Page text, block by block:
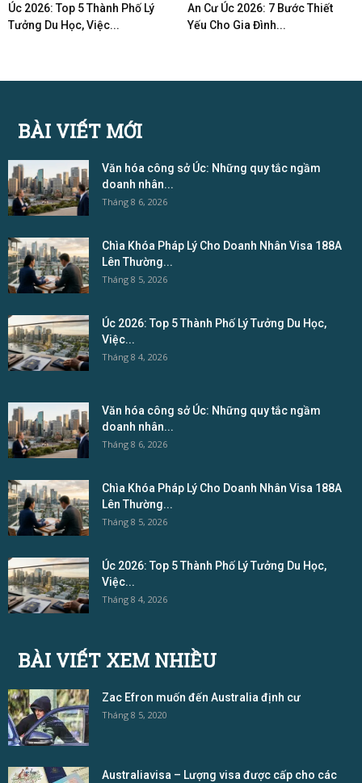
Úc 2026: Top 5 Thành Phố Lý
Tưởng Du Học, Việc...
An Cư Úc 2026: 7 Bước Thiết
Yếu Cho Gia Đình...
BÀI VIẾT MỚI
Văn hóa công sở Úc: Những quy tắc ngầm
doanh nhân...
Tháng 8 6, 2026
Chìa Khóa Pháp Lý Cho Doanh Nhân Visa 188A
Lên Thường...
Tháng 8 5, 2026
Úc 2026: Top 5 Thành Phố Lý Tưởng Du Học,
Việc...
Tháng 8 4, 2026
Văn hóa công sở Úc: Những quy tắc ngầm
doanh nhân...
Tháng 8 6, 2026
Chìa Khóa Pháp Lý Cho Doanh Nhân Visa 188A
Lên Thường...
Tháng 8 5, 2026
Úc 2026: Top 5 Thành Phố Lý Tưởng Du Học,
Việc...
Tháng 8 4, 2026
BÀI VIẾT XEM NHIỀU
Zac Efron muốn đến Australia định cư
Tháng 8 5, 2020
Australiavisa – Lượng visa được cấp cho các